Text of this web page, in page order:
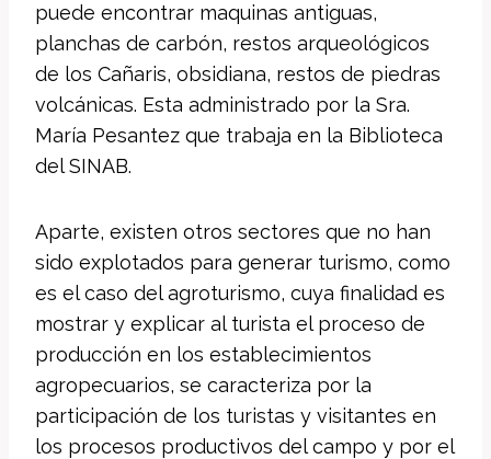
puede encontrar maquinas antiguas,
planchas de carbón, restos arqueológicos
de los Cañaris, obsidiana, restos de piedras
volcánicas. Esta administrado por la Sra.
María Pesantez que trabaja en la Biblioteca
del SINAB.
Aparte, existen otros sectores que no han
sido explotados para generar turismo, como
es el caso del agroturismo, cuya finalidad es
mostrar y explicar al turista el proceso de
producción en los establecimientos
agropecuarios, se caracteriza por la
participación de los turistas y visitantes en
los procesos productivos del campo y por el